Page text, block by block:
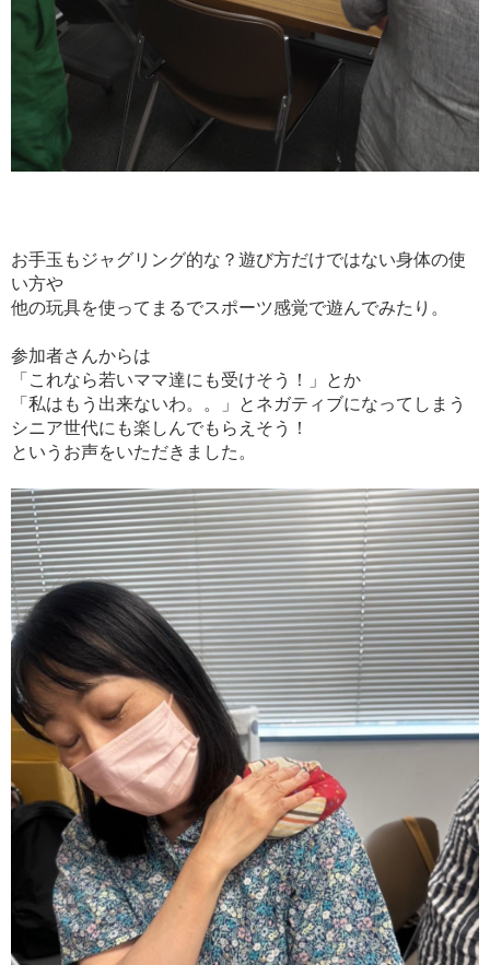
お手玉もジャグリング的な？遊び方だけではない身体の使
い方や
他の玩具を使ってまるでスポーツ感覚で遊んでみたり。
参加者さんからは
「これなら若いママ達にも受けそう！」とか
「私はもう出来ないわ。。」とネガティブになってしまう
シニア世代にも楽しんでもらえそう！
というお声をいただきました。